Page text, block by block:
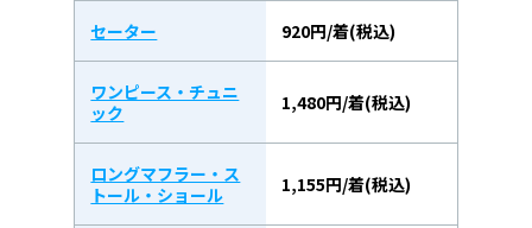
セーター 920円/着(税込)
ワンピース・チュニ
ック
1,480円/着(税込)
ロングマフラー・ス
トール・ショール
1,155円/着(税込)